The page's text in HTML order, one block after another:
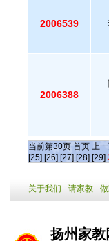
2006539
2006388
当前第30页 首页 上
[25] [26] [27] [28] [29]
关于我们 - 请家教 -
扬州家教